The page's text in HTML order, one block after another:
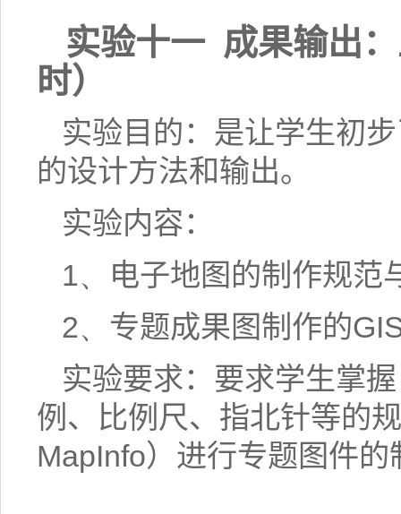
实验十一 成果输出
时）
实验目的：是让学生初
的设计方法和输出。
实验内容：
1、
电子地图的制作规范
2、 专题成果图制作的
实验要求：要求学生掌
例、比例尺、指北针等的
MapInfo）进行专题图件